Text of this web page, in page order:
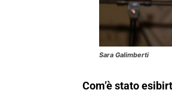
Sara Galimberti
Com’è stato